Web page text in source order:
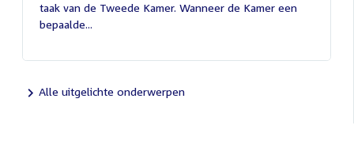
2026
taak van de Tweede Kamer. Wanneer de Kamer een
bepaalde...
Alle uitgelichte onderwerpen